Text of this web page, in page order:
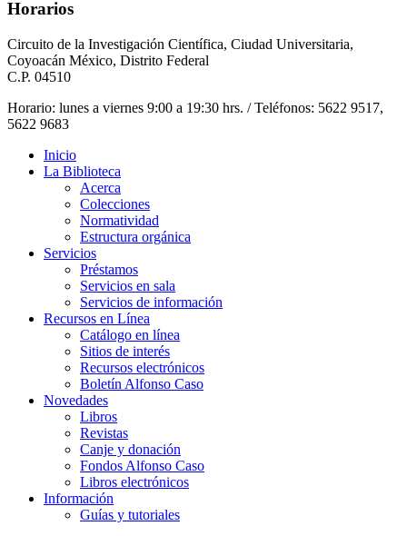
Horarios
Circuito de la Investigación Científica, Ciudad Universitaria,
Coyoacán México, Distrito Federal
C.P. 04510
Horario: lunes a viernes 9:00 a 19:30 hrs. / Teléfonos: 5622 9517,
5622 9683
Inicio
La Biblioteca
Acerca
Colecciones
Normatividad
Estructura orgánica
Servicios
Préstamos
Servicios en sala
Servicios de información
Recursos en Línea
Catálogo en línea
Sitios de interés
Recursos electrónicos
Boletín Alfonso Caso
Novedades
Libros
Revistas
Canje y donación
Fondos Alfonso Caso
Libros electrónicos
Información
Guías y tutoriales